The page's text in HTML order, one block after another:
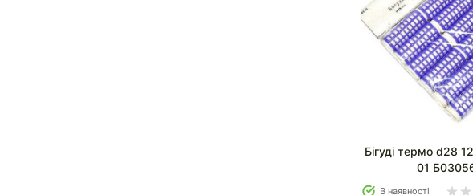
Бігуді термо d28
01
В наявності